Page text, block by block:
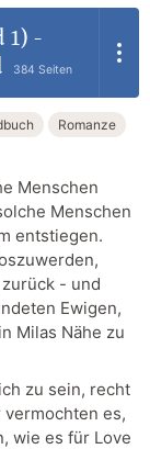
1) -
384 Seiten
Romanze
Menschen
Menschen
entstiegen.
- und
Ewigen,
Milas Nähe zu
zu sein, recht
es,
wie es für Love